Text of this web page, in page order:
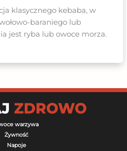
klasycznego kebaba, w
baraniego lub
jest ryba lub owoce morza.
warzywa
Żywność
Napoje